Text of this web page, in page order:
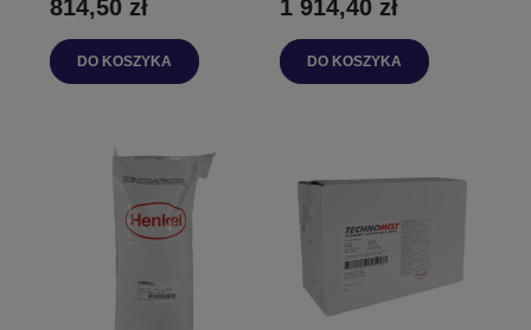
814,50 zł
DO KOSZYKA
1 914,40 zł
DO KOSZYKA